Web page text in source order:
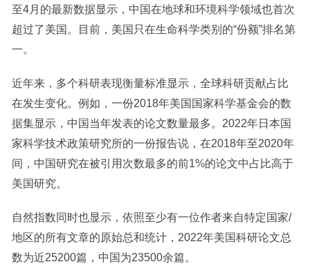
至4月的最新数据显示，中国在地球和环境科学领域也首次
超过了美国。目前，美国只在生命科学类别的“份额”排名第
一。
近年来，多个科研表现衡量标准显示，全球科研贡献占比
在发生变化。例如，一份2018年美国国家科学基金会的数
据集显示，中国当年发表的论文数量最多。2022年日本国
家科学技术政策研究所的一份报告说，在2018年至2020年
间，中国研究在被引用次数最多的前1%的论文中占比高于
美国研究。
自然指数同时也显示，依照至少有一位作者来自特定国家/
地区的所有文章的原始总和统计，2022年美国科研论文总
数为近25200篇，中国为23500余篇。